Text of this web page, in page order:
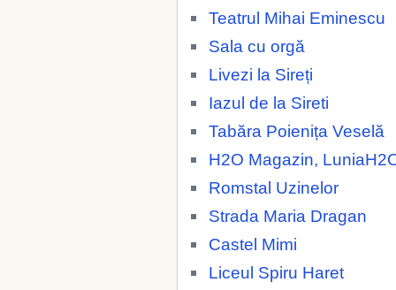
Teatrul Mihai Eminescu
Sala cu orgă
Livezi la Sireți
Iazul de la Sireti
Tabăra Poienița Veselă
H2O Magazin,
Romstal Uzinelor
Strada Maria Dragan
Castel Mimi
Liceul Spiru Haret